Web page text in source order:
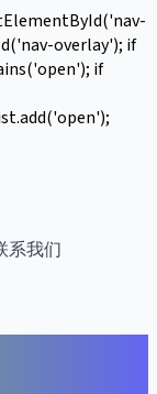
overlay'); if
if
系我们